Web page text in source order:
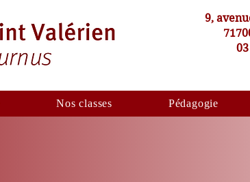
9,
Nos classes Pédagogie